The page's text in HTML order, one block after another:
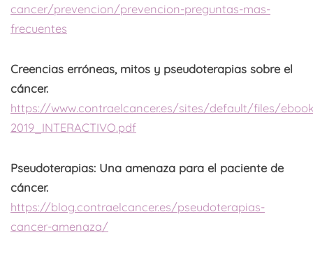
cancer/prevencion/prevencion-preguntas-mas-
frecuentes
Creencias erróneas, mitos y pseudoterapias sobre el
cáncer.
https://www.contraelcancer.es/sites/default/files/
2019_INTERACTIVO.pdf
Pseudoterapias: Una amenaza para el paciente de
cáncer.
https://blog.contraelcancer.es/pseudoterapias-
cancer-amenaza/